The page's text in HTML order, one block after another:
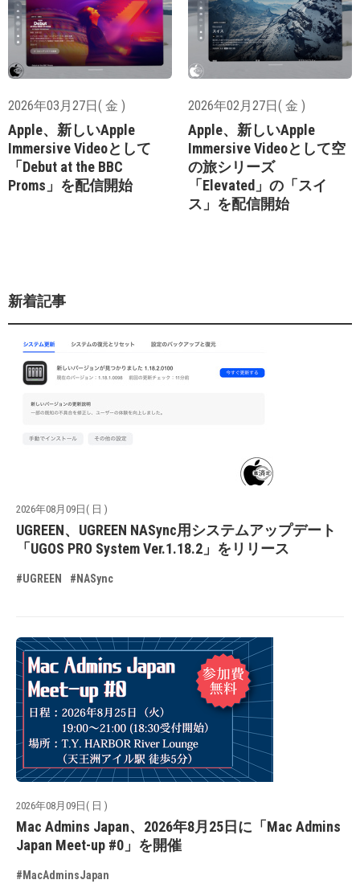
2026年03月27日( 金 )
Apple、新しいApple
Immersive Videoとして
「Debut at the BBC
Proms」を配信開始
2026年02月27日( 金 )
Apple、新しいApple
Immersive Videoとして空
の旅シリーズ
「Elevated」の「スイ
ス」を配信開始
新着記事
2026年08月09日( 日 )
UGREEN、UGREEN NASync用システムアップデート
「UGOS PRO System Ver.1.18.2」をリリース
#UGREEN #NASync
2026年08月09日( 日 )
Mac Admins Japan、2026年8月25日に「Mac Admins
Japan Meet-up #0」を開催
#MacAdminsJapan